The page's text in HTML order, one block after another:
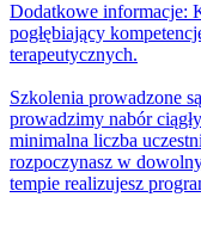
Dodatkowe informacje:
pogłębiający
terapeutycznych.
Szkolenia prowadzone
prowadzimy nabór
minimalna liczba
rozpoczynasz w
tempie realizujesz